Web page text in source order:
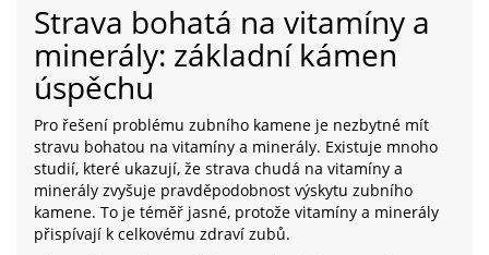
Strava bohatá na vitamíny a
minerály: základní kámen
úspěchu
Pro řešení problému zubního kamene je nezbytné mít
stravu bohatou na vitamíny a minerály. Existuje mnoho
studií, které ukazují, že strava chudá na vitamíny a
minerály zvyšuje pravděpodobnost výskytu zubního
kamene. To je téměř jasné, protože vitamíny a minerály
přispívají k celkovému zdraví zubů.